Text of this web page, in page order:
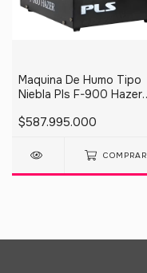
Maquina De Humo Tipo
Niebla Pls F-900 Hazer
$587.995.000
COMPRAR